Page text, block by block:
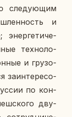
сле­ду­ю­щим
и
энер­ге­ти­че­
тех­но­ло­
и гру­зо­
за­ин­те­ре­со­
по кон­
дву­